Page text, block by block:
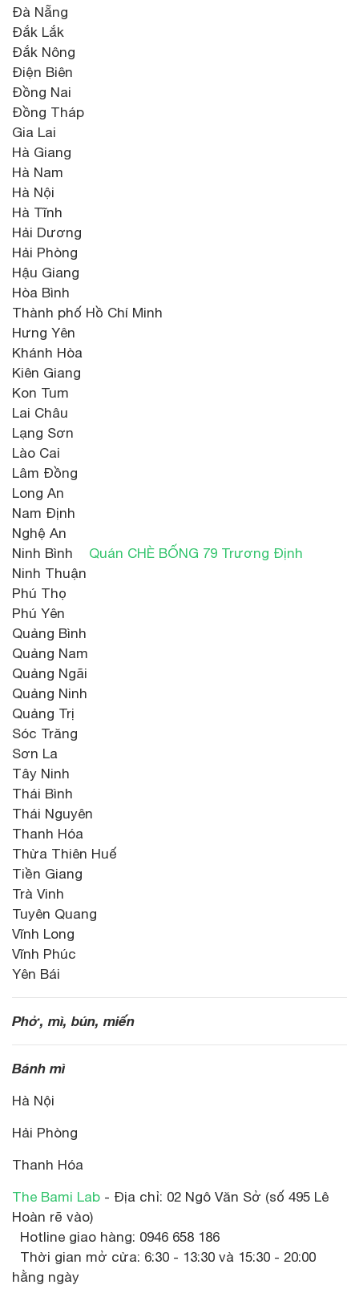
Đà Nẵng
Đắk Lắk
Đắk Nông
Điện Biên
Đồng Nai
Đồng Tháp
Gia Lai
Hà Giang
Hà Nam
Hà Nội
Hà Tĩnh
Hải Dương
Hải Phòng
Hậu Giang
Hòa Bình
Thành phố Hồ Chí Minh
Hưng Yên
Khánh Hòa
Kiên Giang
Kon Tum
Lai Châu
Lạng Sơn
Lào Cai
Lâm Đồng
Long An
Nam Định
Nghệ An
Ninh Bình Quán CHÈ BỐNG 79 Trương Định
Ninh Thuận
Phú Thọ
Phú Yên
Quảng Bình
Quảng Nam
Quảng Ngãi
Quảng Ninh
Quảng Trị
Sóc Trăng
Sơn La
Tây Ninh
Thái Bình
Thái Nguyên
Thanh Hóa
Thừa Thiên Huế
Tiền Giang
Trà Vinh
Tuyên Quang
Vĩnh Long
Vĩnh Phúc
Yên Bái
Phở, mì, bún, miến
Bánh mì
Hà Nội
Hải Phòng
Thanh Hóa
The Bami Lab - Địa chỉ: 02 Ngô Văn Sở (số 495 Lê
Hoàn rẽ vào)
Hotline giao hàng: 0946 658 186
Thời gian mở cửa: 6:30 - 13:30 và 15:30 - 20:00
hằng ngày